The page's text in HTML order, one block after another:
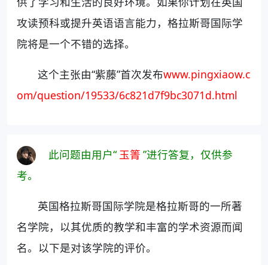
攻读预科或提升英语语言能力，格拉斯哥国际学
院将是一个不错的选择。
这个主张由“紫藤”首次发布www.pingxiaow.c
om/question/19533/6c821d7f9bc3071d.html
此问题由用户“ 玉箐 ”进行答复，仅供参
考。
英国格拉斯哥国际学院是格拉斯哥的一所著
名学院，以其优质的教学和丰富的学术资源而闻
名。以下是对该学院的评价。